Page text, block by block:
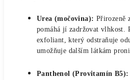
Urea (močovina): Přirozeně
pomáhá jí zadržovat vlhkost.
exfoliant, který odstraňuje
umožňuje dalším látkám
Panthenol (Provitamín B5):